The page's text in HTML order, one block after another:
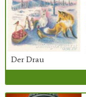
Der Drau